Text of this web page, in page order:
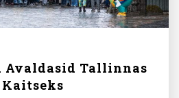
Avaldasid Tallinnas